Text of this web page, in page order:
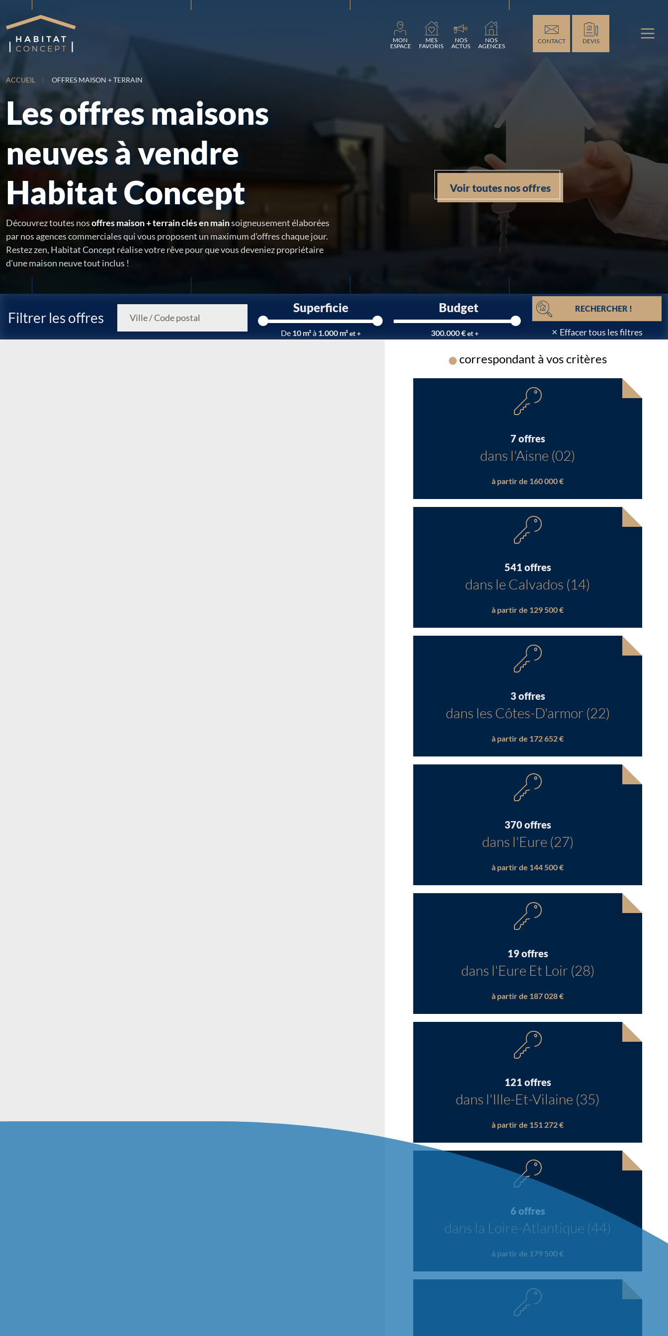
MON
ESPACE
Chargement...
MES
FAVORIS
NOS
ACTUS
NOS
AGENCES
CONTACT DEVIS
ACCUEIL OFFRES MAISON + TERRAIN
Les offres maisons
neuves à vendre
Habitat Concept
Découvrez toutes nosoffres maison + terrain clés en mainsoigneusement élaborées
par nos agences commerciales qui vous proposent un maximum d'offres chaque jour.
Restez zen, Habitat Concept réalise votre rêve pour que vous deveniez propriétaire
d'une maison neuve tout inclus !
Voir toutes nos offres
Filtrer les offres
Superficie
De 10 m²à 1.000 m²et +
Budget
300.000 €et +
RECHERCHER !
× Effacer tous les filtres
Chargement...
correspondant à vos critères
7 offres
dans l'Aisne (02)
à partir de 160 000 €
541 offres
dans le Calvados (14)
à partir de 129 500 €
3 offres
dans les Côtes-D'armor (22)
à partir de 172 652 €
370 offres
dans l'Eure (27)
à partir de 144 500 €
19 offres
dans l'Eure Et Loir (28)
à partir de 187 028 €
121 offres
dans l'Ille-Et-Vilaine (35)
à partir de 151 272 €
6 offres
dans la Loire-Atlantique (44)
à partir de 179 500 €